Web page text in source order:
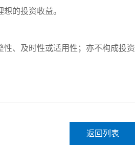
的投资收益。
、及时性或适用性；亦不构成投资
返回列表